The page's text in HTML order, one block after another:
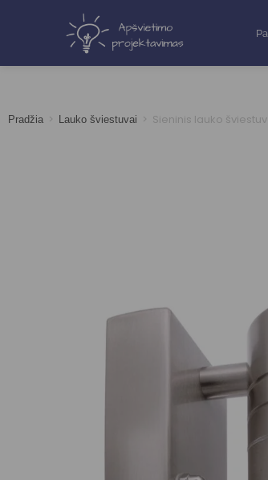
Pradžia > Lauko šviestuvai > Sieninis lauko